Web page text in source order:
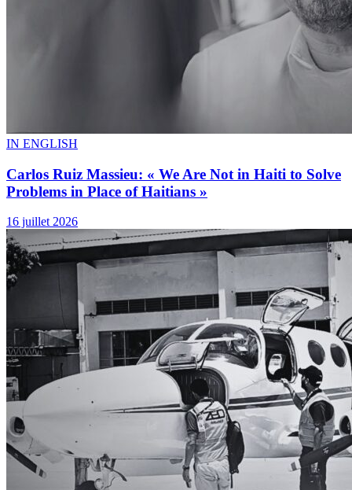
IN ENGLISH
Carlos Ruiz Massieu: « We Are Not in Haiti to Solve
Problems in Place of Haitians »
16 juillet 2026